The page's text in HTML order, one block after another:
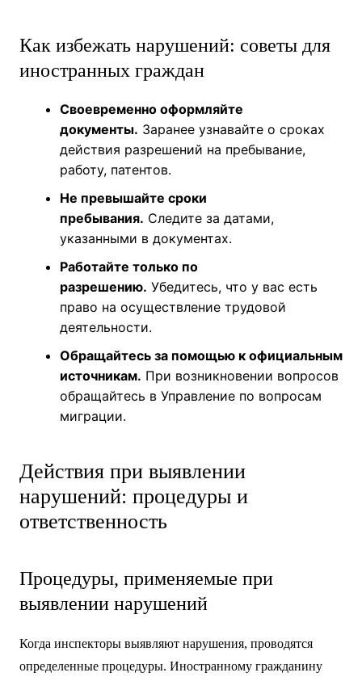
Как избежать нарушений: советы для
иностранных граждан
Своевременно оформляйте
документы. Заранее узнавайте о сроках
действия разрешений на пребывание,
работу, патентов.
Не превышайте сроки
пребывания. Следите за датами,
указанными в документах.
Работайте только по
разрешению. Убедитесь, что у вас есть
право на осуществление трудовой
деятельности.
Обращайтесь за помощью к официальным
источникам. При возникновении вопросов
обращайтесь в Управление по вопросам
миграции.
Действия при выявлении
нарушений: процедуры и
ответственность
Процедуры, применяемые при
выявлении нарушений
Когда инспекторы выявляют нарушения, проводятся
определенные процедуры. Иностранному гражданину